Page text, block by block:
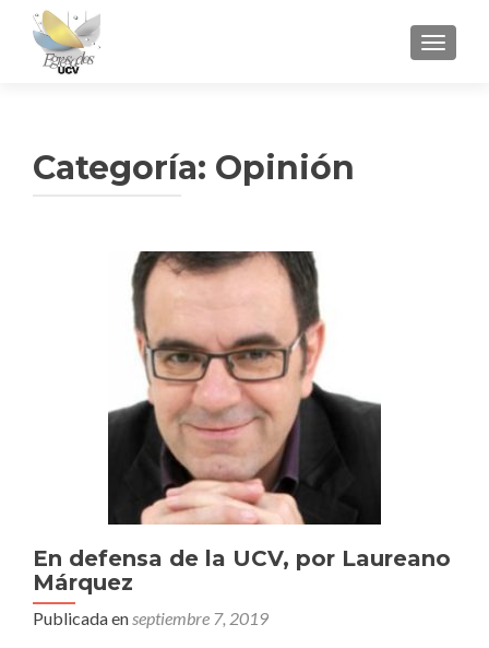
Categoría: Opinión
En defensa de la UCV, por Laureano
Márquez
Publicada enseptiembre 7, 2019